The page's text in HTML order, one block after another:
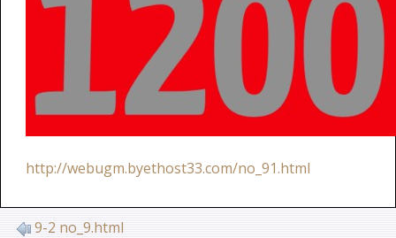
http://webugm.byethost33.com/no_91.html
9-2 no_9.html